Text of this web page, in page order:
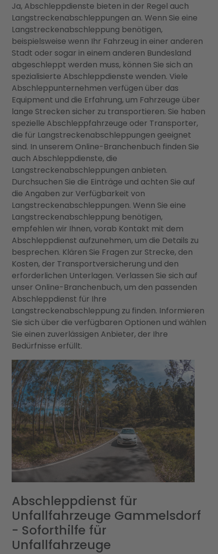
Ja, Abschleppdienste bieten in der Regel auch
Langstreckenabschleppungen an. Wenn Sie eine
Langstreckenabschleppung benötigen,
beispielsweise wenn Ihr Fahrzeug in einer anderen
Stadt oder sogar in einem anderen Bundesland
abgeschleppt werden muss, können Sie sich an
spezialisierte Abschleppdienste wenden. Viele
Abschleppunternehmen verfügen über das
Equipment und die Erfahrung, um Fahrzeuge über
lange Strecken sicher zu transportieren. Sie haben
spezielle Abschleppfahrzeuge oder Transporter,
die für Langstreckenabschleppungen geeignet
sind. In unserem Online-Branchenbuch finden Sie
auch Abschleppdienste, die
Langstreckenabschleppungen anbieten.
Durchsuchen Sie die Einträge und achten Sie auf
die Angaben zur Verfügbarkeit von
Langstreckenabschleppungen. Wenn Sie eine
Langstreckenabschleppung benötigen,
empfehlen wir Ihnen, vorab Kontakt mit dem
Abschleppdienst aufzunehmen, um die Details zu
besprechen. Klären Sie Fragen zur Strecke, den
Kosten, der Transportversicherung und den
erforderlichen Unterlagen. Verlassen Sie sich auf
unser Online-Branchenbuch, um den passenden
Abschleppdienst für Ihre
Langstreckenabschleppung zu finden. Informieren
Sie sich über die verfügbaren Optionen und wählen
Sie einen zuverlässigen Anbieter, der Ihre
Bedürfnisse erfüllt.
Abschleppdienst für
Unfallfahrzeuge Gammelsdorf
- Soforthilfe für
Unfallfahrzeuge